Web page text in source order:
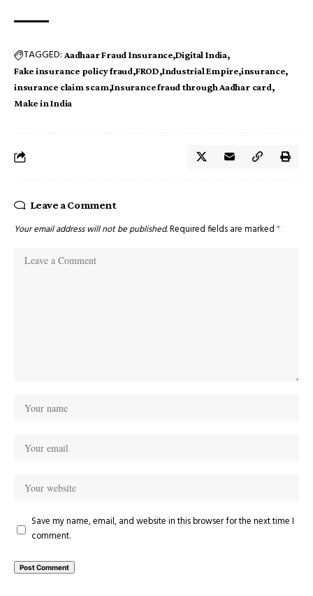
TAGGED: Aadhaar Fraud Insurance Digital India
Fake insurance policy fraud FROD Industrial Empire insurance
insurance claim scam Insurance fraud through Aadhar card
Make in India
Leave a Comment
Your email address will not be published.Required fields are marked *
Save my name, email, and website in this browser for the next time I
comment.